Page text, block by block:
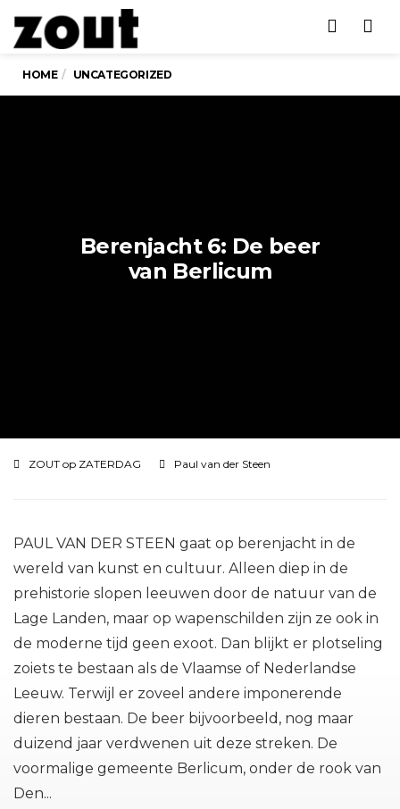
HOME UNCATEGORIZED
Berenjacht 6: De beer
van Berlicum
ZOUT op ZATERDAG Paul van der Steen
PAUL VAN DER STEEN gaat op berenjacht in de
wereld van kunst en cultuur. Alleen diep in de
prehistorie slopen leeuwen door de natuur van de
Lage Landen, maar op wapenschilden zijn ze ook in
de moderne tijd geen exoot. Dan blijkt er plotseling
zoiets te bestaan als de Vlaamse of Nederlandse
Leeuw. Terwijl er zoveel andere imponerende
dieren bestaan. De beer bijvoorbeeld, nog maar
duizend jaar verdwenen uit deze streken. De
voormalige gemeente Berlicum, onder de rook van
Den...